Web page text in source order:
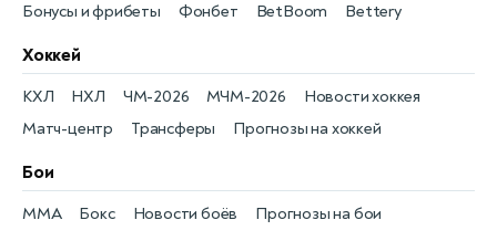
Бонусы и фрибеты
Фонбет
BetBoom
Bettery
Хоккей
Новости хоккея
КХЛ
Матч-центр
НХЛ
Трансферы
ЧМ-2026
Прогнозы на хоккей
МЧМ-2026
Бои
Новости боёв
MMA Прогнозы на бои
Бокс